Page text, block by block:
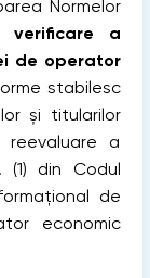
Normelor
verificare a
de operator
stabilesc
și titularilor
reevaluare a
din Codul
de
economic